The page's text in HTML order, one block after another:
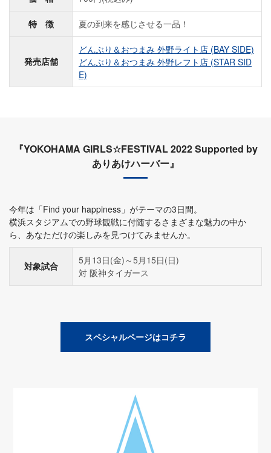
特 徴 夏の到来を感じさせる一品！
発売店舗
どんぶり＆おつまみ 外野ライト店 (BAY SIDE)
どんぶり＆おつまみ 外野レフト店 (STAR SID
E)
『YOKOHAMA GIRLS☆FESTIVAL 2022 Supported by
ありあけハーバー』
今年は「Find your happiness」がテーマの3日間。
横浜スタジアムでの野球観戦に付随するさまざまな魅力の中か
ら、あなただけの楽しみを見つけてみませんか。
対象試合
5月13日(金)～5月15日(日)
対 阪神タイガース
スペシャルページはコチラ